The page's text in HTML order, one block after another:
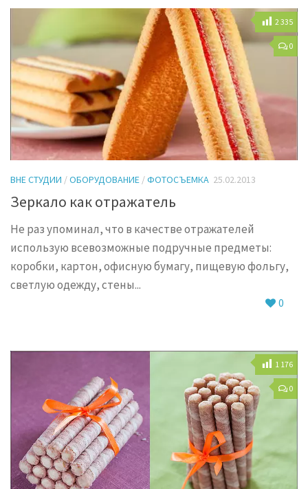
0
2 335
ВНЕ СТУДИИ /ОБОРУДОВАНИЕ /ФОТОСЪЕМКА 25.02.2013
Зеркало как отражатель
Не раз упоминал, что в качестве отражателей
использую всевозможные подручные предметы:
коробки, картон, офисную бумагу, пищевую фольгу,
светлую одежду, стены...
0
0
1 176